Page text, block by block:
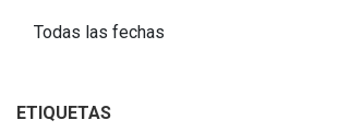
ETIQUETAS